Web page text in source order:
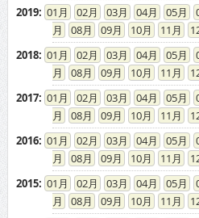
2019: 01 02 03 04 05
08
09 10 11
2018: 01 02 03 04 05
08
09 10 11
2017: 01 02 03 04 05
08
09 10 11
2016: 01 02 03 04 05
08
09 10 11
2015: 01 02 03 04 05
08
09 10 11